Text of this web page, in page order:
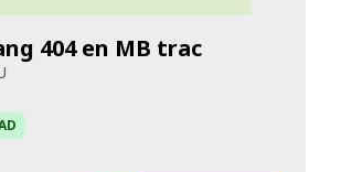
404 en MB trac